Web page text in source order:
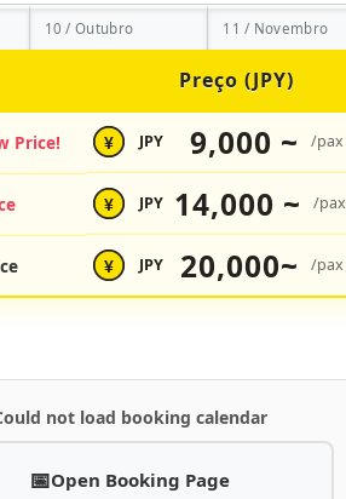
10 / Outubro 11 / Novembro
Preço (JPY)
Price! ¥ JPY 9,000 ~ /pax
¥ JPY 14,000 ~ /pax
¥ JPY 20,000~ /pax
not load booking calendar
Open Booking Page